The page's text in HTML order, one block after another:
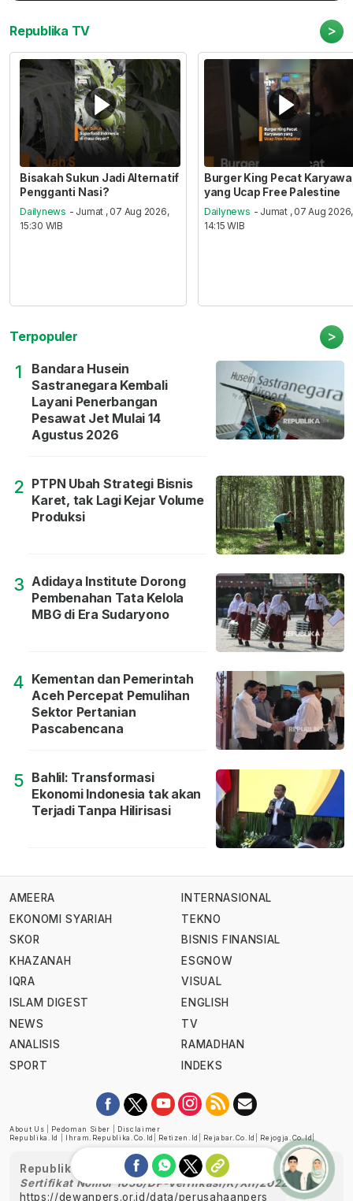
Republika TV >
Bisakah Sukun Jadi Alternatif
Pengganti Nasi?
Dailynews - Jumat , 07 Aug 2026,
15:30 WIB
Burger King Pecat
yang Ucap Free Palestine
Dailynews - Jumat , 07 Aug 2026,
14:15 WIB
Terpopuler >
1
Bandara Husein
Sastranegara Kembali
Layani Penerbangan
Pesawat Jet Mulai 14
Agustus 2026
2 PTPN Ubah Strategi Bisnis
Karet, tak Lagi Kejar Volume
Produksi
3 Adidaya Institute Dorong
Pembenahan Tata Kelola
MBG di Era Sudaryono
4 Kementan dan Pemerintah
Aceh Percepat Pemulihan
Sektor Pertanian
Pascabencana
5 Bahlil: Transformasi
Ekonomi Indonesia tak akan
Terjadi Tanpa Hilirisasi
AMEERA
EKONOMI SYARIAH
SKOR
KHAZANAH
IQRA
ISLAM DIGEST
NEWS
ANALISIS
SPORT
INTERNASIONAL
TEKNO
BISNIS FINANSIAL
ESGNOW
VISUAL
ENGLISH
TV
RAMADHAN
INDEKS
About Us Pedoman Siber
Disclaimer
Republika.id
Ihram.republika.co.id Retizen.id Rejabar.co.id Rejogja.co.id|
Republika telah diverifikasi oleh Dewan Pers
Sertifikat Nomor 1058/DP-Verifikasi/K/XII/2022
https://dewanpers.or.id/data/perusahaanpers